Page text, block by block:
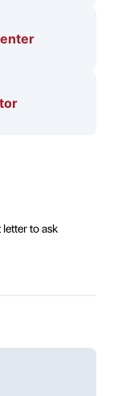
to ask